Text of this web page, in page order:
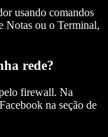
usando comandos
Notas ou o Terminal,
rede?
firewall. Na
na seção de